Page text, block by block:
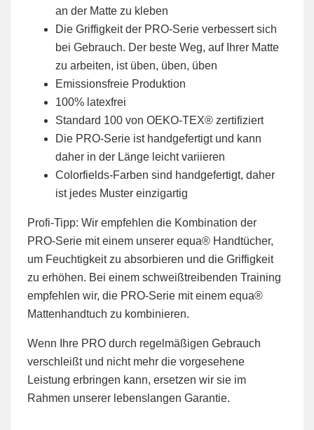
an der Matte zu kleben
Die Griffigkeit der PRO-Serie verbessert sich
bei Gebrauch. Der beste Weg, auf Ihrer Matte
zu arbeiten, ist üben, üben, üben
Emissionsfreie Produktion
100% latexfrei
Standard 100 von OEKO-TEX® zertifiziert
Die PRO-Serie ist handgefertigt und kann
daher in der Länge leicht variieren
Colorfields-Farben sind handgefertigt, daher
ist jedes Muster einzigartig
Profi-Tipp: Wir empfehlen die Kombination der
PRO-Serie mit einem unserer equa® Handtücher,
um Feuchtigkeit zu absorbieren und die Griffigkeit
zu erhöhen. Bei einem schweißtreibenden Training
empfehlen wir, die PRO-Serie mit einem equa®
Mattenhandtuch zu kombinieren.
Wenn Ihre PRO durch regelmäßigen Gebrauch
verschleißt und nicht mehr die vorgesehene
Leistung erbringen kann, ersetzen wir sie im
Rahmen unserer lebenslangen Garantie.